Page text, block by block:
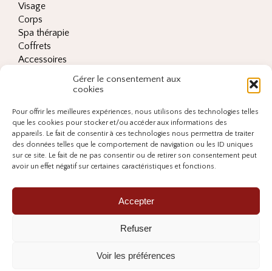
Gérer le consentement aux
cookies
Pour offrir les meilleures expériences, nous utilisons des technologies telles
que les cookies pour stocker et/ou accéder aux informations des
appareils. Le fait de consentir à ces technologies nous permettra de traiter
des données telles que le comportement de navigation ou les ID uniques
sur ce site. Le fait de ne pas consentir ou de retirer son consentement peut
avoir un effet négatif sur certaines caractéristiques et fonctions.
Accepter
Refuser
Voir les préférences
Visage
Corps
Spa thérapie
Coffrets
Accessoires
Les ingrédients clés
Conditions générales de vente
Spa TXOKOLOGIE,
23 rue Albert 1er,
64100 Bayonne
Contact
Suivez-nous